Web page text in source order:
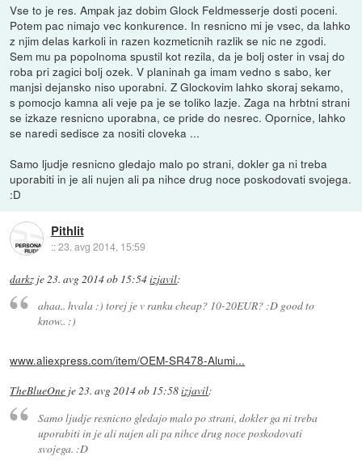
Vse to je res. Ampak jaz dobim Glock Feldmesserje dosti poceni.
Potem pac nimajo vec konkurence. In resnicno mi je vsec, da lahko
z njim delas karkoli in razen kozmeticnih razlik se nic ne zgodi.
Sem mu pa popolnoma spustil kot rezila, da je bolj oster in vsaj do
roba pri zagici bolj ozek. V planinah ga imam vedno s sabo, ker
manjsi dejansko niso uporabni. Z Glockovim lahko skoraj sekamo,
s pomocjo kamna ali veje pa je se toliko lazje. Zaga na hrbtni strani
se izkaze resnicno uporabna, ce pride do nesrec. Opornice, lahko
se naredi sedisce za nositi cloveka ...
Samo ljudje resnicno gledajo malo po strani, dokler ga ni treba
uporabiti in je ali nujen ali pa nihce drug noce poskodovati svojega.
:D
Pithlit
::23. avg 2014, 15:59
darkz je23. avg 2014 ob 15:54izjavil:
ahaa.. hvala :) torej je v ranku cheap? 10-20EUR? :D good to
know.. :)
www.aliexpress.com/item/OEM-SR478-Alumi...
TheBlueOne je23. avg 2014 ob 15:58izjavil:
Samo ljudje resnicno gledajo malo po strani, dokler ga ni treba
uporabiti in je ali nujen ali pa nihce drug noce poskodovati
svojega. :D